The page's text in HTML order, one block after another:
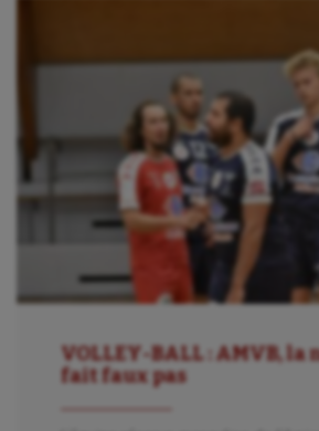
Flag football
Football américain
Futsal
Golf
Gymnastique
Gymnastique rythmique
Handisport
VOLLEY-BALL : AMVB,
fait faux pas